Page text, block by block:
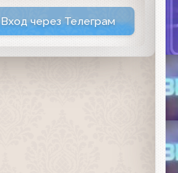
Вход через Телеграм